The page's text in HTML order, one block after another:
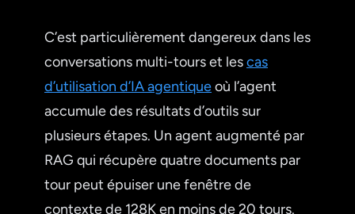
C’est particulièrement dangereux dans les
conversations multi-tours et lescas
d’utilisation d’IA agentiqueoù l’agent
accumule des résultats d’outils sur
plusieurs étapes. Un agent augmenté par
RAG qui récupère quatre documents par
tour peut épuiser une fenêtre de
contexte de 128K en moins de 20 tours.